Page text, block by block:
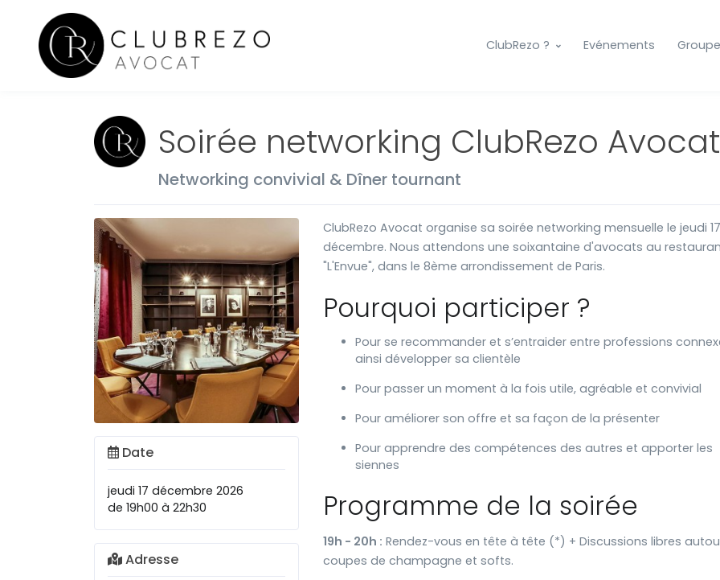
ClubRezo ? Evénements
Soirée networking ClubRezo
Networking convivial & Dîner tournant
Date
jeudi 17 décembre 2026
de 19h00 à 22h30
Adresse
ClubRezo Avocat organise sa soirée networking mensuelle le jeudi 17
décembre. Nous attendons une soixantaine d'avocats au
"L'Envue", dans le 8ème arrondissement de Paris.
Pourquoi participer ?
Pour se recommander et s’entraider entre professions
ainsi développer sa clientèle
Pour passer un moment à la fois utile, agréable et convivial
Pour améliorer son offre et sa façon de la présenter
Pour apprendre des compétences des autres et apporter les
siennes
Programme de la soirée
19h - 20h : Rendez-vous en tête à tête (*) + Discussions libres
coupes de champagne et softs.